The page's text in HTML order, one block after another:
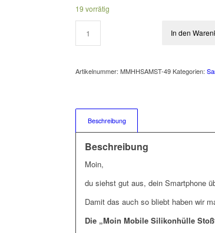
19 vorrätig
In den
Artikelnummer:MMHHSAMST-49 Kategorien:
Beschreibung
Beschreibung
Moin,
du siehst gut aus, dein Smartphone
Damit das auch so bliebt haben wir
Die „Moin Mobile Silikonhülle